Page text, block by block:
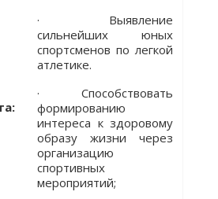
· Выявление
сильнейших юных
спортсменов по легкой
атлетике.
· Способствовать
формированию
интереса к здоровому
образу жизни через
организацию
спортивных
мероприятий;